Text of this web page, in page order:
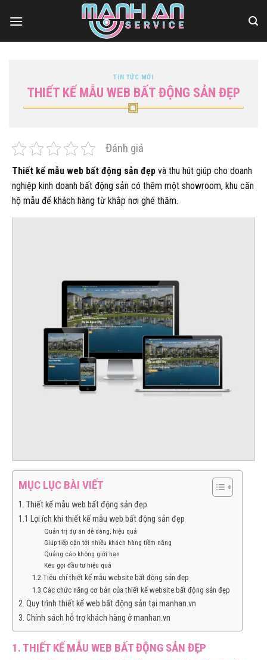
qua
TIN TỨC MỚI
THIẾT KẾ MẪU WEB BẤT ĐỘNG SẢN ĐẸP
Đánh giá
Thiết kế mẫu web bất động sản đẹp và thu hút giúp cho doanh
nghiệp kinh doanh bất động sản có thêm một showroom, khu căn
hộ mẫu để khách hàng từ khắp nơi ghé thăm.
MỤC LỤC BÀI VIẾT
1. Thiết kế mẫu web bất động sản đẹp
1.1 Lợi ích khi thiết kế mẫu web bất động sản đẹp
Quản trị dự án dễ dàng, hiệu quả
Giúp tiếp cận tới nhiều khách hàng tiềm năng
Quảng cáo không giới hạn
Kêu gọi đầu tư hiệu quả
1.2 Tiêu chí thiết kế mẫu website bất động sản đẹp
1.3 Các chức năng cơ bản của thiết kế website bất động sản đẹp
2. Quy trình thiết kế web bất động sản tại manhan.vn
3. Chính sách hỗ trợ khách hàng ở manhan.vn
1. THIẾT KẾ MẪU WEB BẤT ĐỘNG SẢN ĐẸP